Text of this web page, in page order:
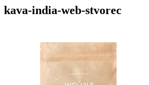
kava-india-web-stvorec